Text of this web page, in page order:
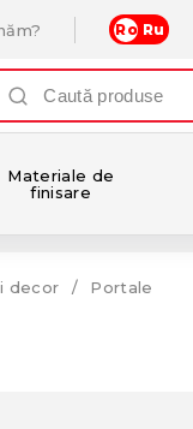
Ro Ru
Materiale de
finisare
decor Portale